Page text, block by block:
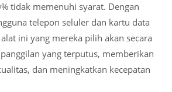
tidak memenuhi syarat. Dengan
telepon seluler dan kartu data
ini yang mereka pilih akan secara
yang terputus, memberikan
dan meningkatkan kecepatan